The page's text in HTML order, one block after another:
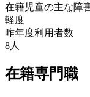
在籍児童の主な障
軽度
昨年度利用者数
8人
在籍専門職